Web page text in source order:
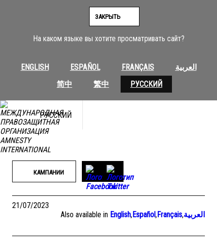
На каком языке вы хотите просматривать сайт?
ENGLISH ESPAÑOL FRANÇAIS
العربية
简中
繁中 РУССКИЙ
ЗАКРЫТЬ
РУССКИЙ
КАМПАНИИ
21/07/2023
Also available in English,Español,Français,العربية